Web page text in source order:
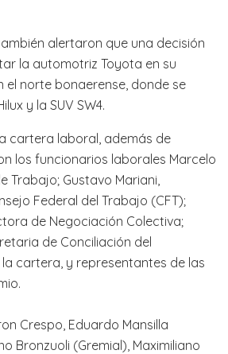
alertaron que una decisión
la automotriz Toyota en su
el norte bonaerense, donde se
y la SUV SW4.
cartera laboral, además de
los funcionarios laborales Marcelo
Trabajo; Gustavo Mariani,
Federal del Trabajo (CFT);
de Negociación Colectiva;
de Conciliación del
cartera, y representantes de las
Crespo, Eduardo Mansilla
Bronzuoli (Gremial), Maximiliano